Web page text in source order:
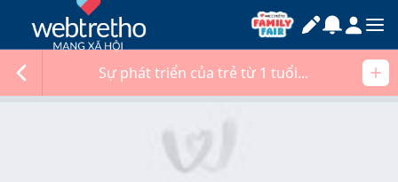
Sự phát triển của trẻ từ 1 tuổi...